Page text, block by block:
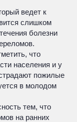
ведет к
слишком
болезни
что
населения и у
пожилые
в молодом
тем, что
на ранних